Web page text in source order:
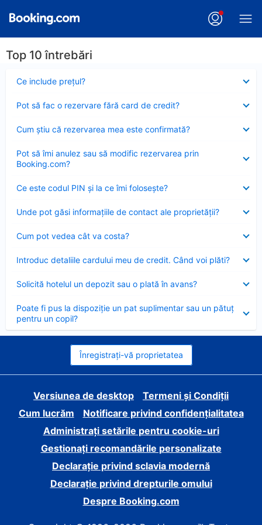
Top 10 întrebări
Ce include preţul?
închis
Pot să fac o rezervare fără card de credit?
închis
Cum ştiu că rezervarea mea este confirmată?
închis
Pot să îmi anulez sau să modific rezervarea prin
Booking.com?
închis
Ce este codul PIN şi la ce îmi foloseşte?
închis
Unde pot găsi informațiile de contact ale proprietății?
închis
Cum pot vedea cât va costa?
închis
Introduc detaliile cardului meu de credit. Când voi plăti?
închis
Solicită hotelul un depozit sau o plată în avans?
închis
Poate fi pus la dispoziție un pat suplimentar sau un pătuț
pentru un copil?
închis
Înregistrați-vă proprietatea
Versiunea de desktop
Termeni și Condiții
Cum lucrăm
Notificare privind confidențialitatea
Administrați setările pentru cookie-uri
Gestionați recomandările personalizate
Declarație privind sclavia modernă
Declarație privind drepturile omului
Despre Booking.com